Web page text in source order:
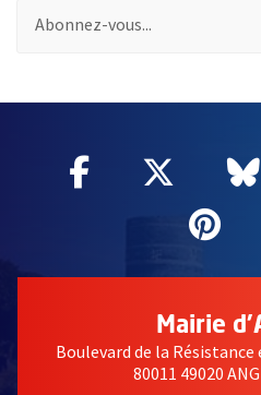
Facebook
, Ouvre une
Twitter
,
,
Mairie
Boulevard de la
80011 49020